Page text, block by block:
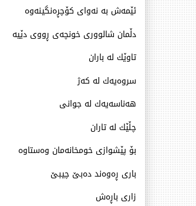
ئێمه‌ش به‌ نه‌وای كۆچڕه‌نگینه‌وه‌
دڵمان شالووری خونچه‌ی ڕووی دێیه‌
تاوێك له‌ باران
سروه‌یه‌ك له‌ كه‌ژ
هه‌ناسه‌یه‌ك له‌ جوانی
چڵێك له‌ تاران
بۆ پێشوازی خومخانه‌مان وه‌ستاوه‌
باری ڕه‌وه‌ند ده‌بێ چیبێ
زاری باڕه‌ش